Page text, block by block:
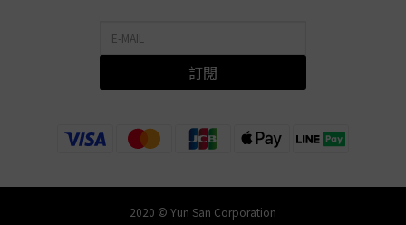
訂閱
2020 © Yun San Corporation